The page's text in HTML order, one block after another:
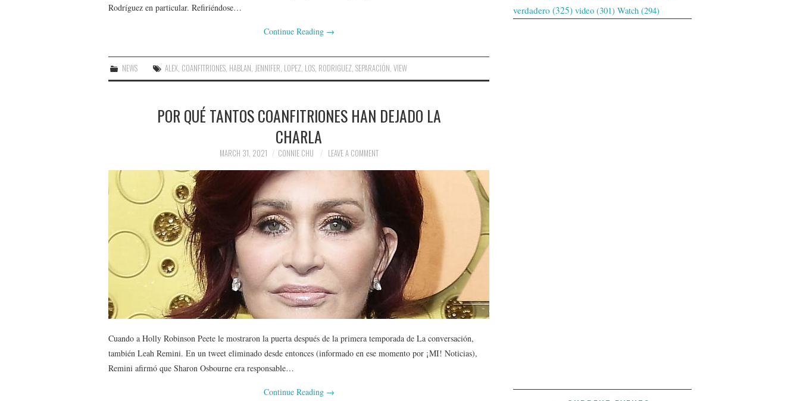
Rodríguez en particular. Refiriéndose…
Continue Reading →
NEWS ALEX COANFITRIONES HABLAN JENNIFER LOPEZ LOS RODRIGUEZ ,SEPARACIÓN ,VIEW
POR QUÉ TANTOS COANFITRIONES HAN DEJADO LA
CHARLA
MARCH 31, 2021 CONNIE CHU LEAVE A COMMENT
Cuando a Holly Robinson Peete le mostraron la puerta después de la primera temporada de La conversación,
también Leah Remini. En un tweet eliminado desde entonces (informado en ese momento por ¡MI! Noticias),
Remini afirmó que Sharon Osbourne era responsable…
Continue Reading →
verdadero (325) video (301) Watch (294)